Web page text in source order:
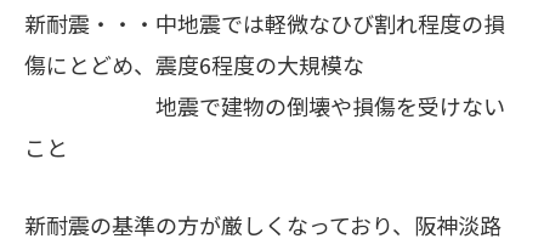
新耐震・・・中地震では軽微なひび割れ程度の損
傷にとどめ、震度6程度の大規模な
地震で建物の倒壊や損傷を受けない
こと
新耐震の基準の方が厳しくなっており、阪神淡路